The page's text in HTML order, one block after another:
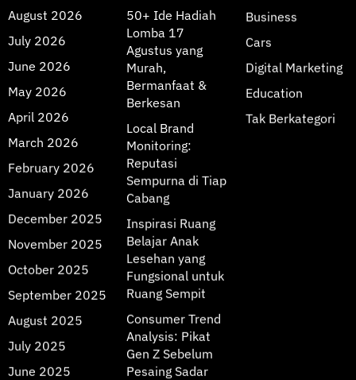
August 2026
July 2026
June 2026
May 2026
April 2026
March 2026
February 2026
January 2026
December 2025
November 2025
October 2025
September 2025
August 2025
July 2025
June 2025
50+ Ide Hadiah
Lomba 17
Agustus yang
Murah,
Bermanfaat &
Berkesan
Local Brand
Monitoring:
Reputasi
Sempurna di Tiap
Cabang
Inspirasi Ruang
Belajar Anak
Lesehan yang
Fungsional untuk
Ruang Sempit
Consumer Trend
Analysis: Pikat
Gen Z Sebelum
Pesaing Sadar
Business
Cars
Digital Marketing
Education
Tak Berkategori